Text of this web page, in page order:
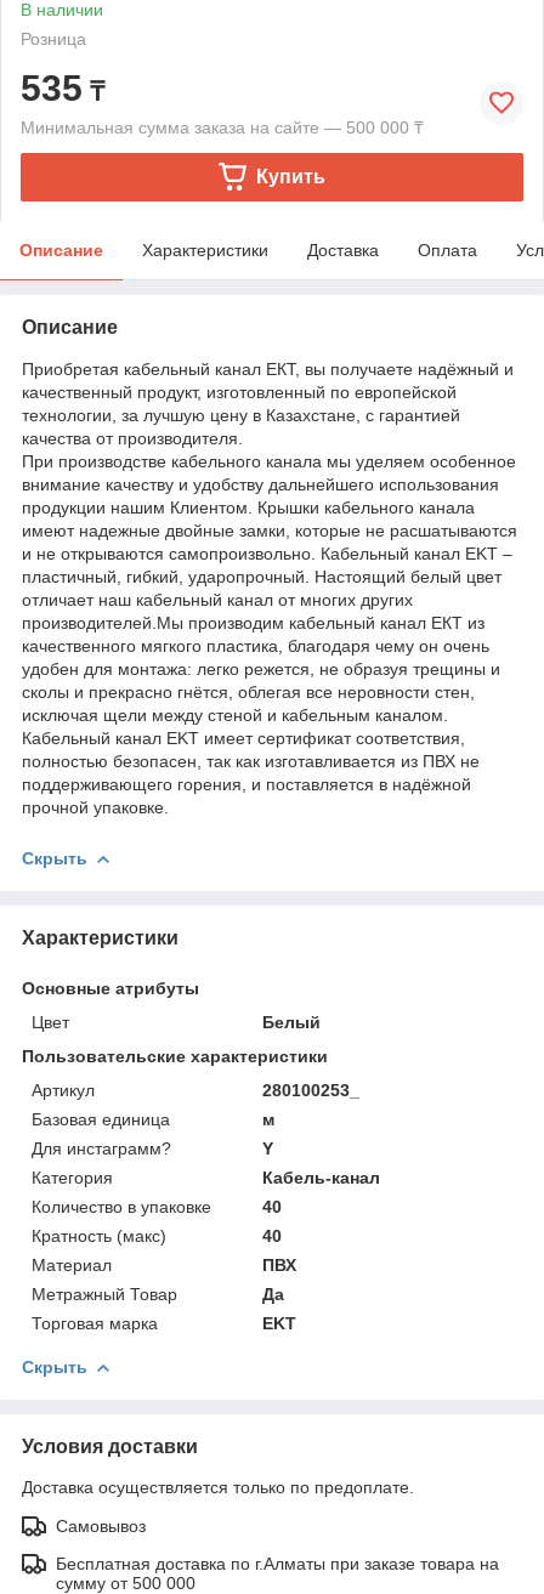
В наличии
Розница
535 ₸
Минимальная сумма заказа на сайте — 500 000 ₸
Купить
Описание Характеристики Доставка Оплата
Описание
Приобретая кабельный канал ЕКТ, вы получаете надёжный и
качественный продукт, изготовленный по европейской
технологии, за лучшую цену в Казахстане, с гарантией
качества от производителя.
При производстве кабельного канала мы уделяем особенное
внимание качеству и удобству дальнейшего использования
продукции нашим Клиентом. Крышки кабельного канала
имеют надежные двойные замки, которые не расшатываются
и не открываются самопроизвольно. Кабельный канал EKT –
пластичный, гибкий, ударопрочный. Настоящий белый цвет
отличает наш кабельный канал от многих других
производителей.Мы производим кабельный канал ЕКТ из
качественного мягкого пластика, благодаря чему он очень
удобен для монтажа: легко режется, не образуя трещины и
сколы и прекрасно гнётся, облегая все неровности стен,
исключая щели между стеной и кабельным каналом.
Кабельный канал EKT имеет сертификат соответствия,
полностью безопасен, так как изготавливается из ПВХ не
поддерживающего горения, и поставляется в надёжной
прочной упаковке.
Скрыть
Характеристики
Основные атрибуты
Цвет
Белый
Пользовательские характеристики
Артикул
280100253_
Базовая единица
м
Для инстаграмм?
Y
Категория
Кабель-канал
Количество в упаковке
40
Кратность (макс)
40
Материал
ПВХ
Метражный Товар
Да
Торговая марка
EKT
Скрыть
Условия доставки
Доставка осуществляется только по предоплате.
Самовывоз
Бесплатная доставка по г.Алматы при заказе товара на
сумму от 500 000